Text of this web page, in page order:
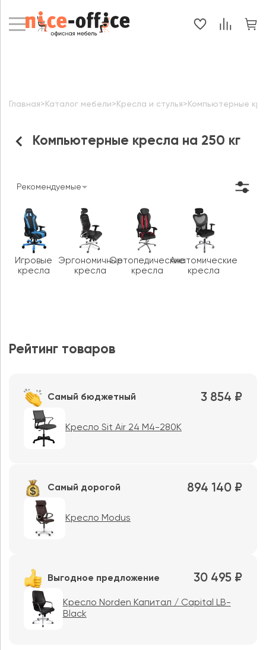
Компьютерные кресла на 250 кг
Главная> Каталог мебели> Кресла и стулья> Компьютерные
Рекомендуемые
Игровые
кресла
Эргономичные
кресла
Ортопедические
кресла
Анатомические
кресла
Рейтинг товаров
Самый бюджетный 3 854 ₽
Кресло Sit Air 24 M4-280K
Самый дорогой 894 140 ₽
Кресло Modus
Выгодное предложение 30 495 ₽
Кресло Norden Капитал / Capital LB-
Black